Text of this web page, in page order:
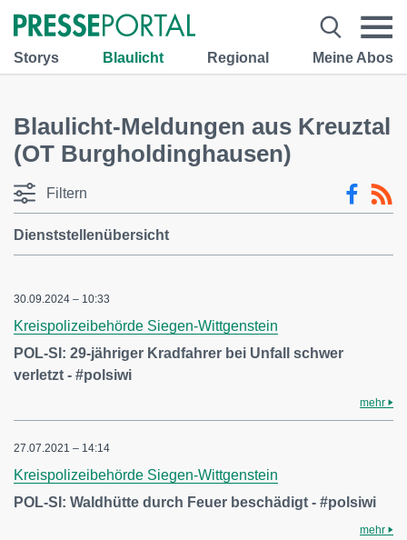
Storys Blaulicht Regional Meine Abos
Blaulicht-Meldungen aus Kreuztal
(OT Burgholdinghausen)
Filtern
Dienststellenübersicht
30.09.2024 – 10:33
Kreispolizeibehörde Siegen-Wittgenstein
POL-SI: 29-jähriger Kradfahrer bei Unfall schwer
verletzt - #polsiwi
mehr
27.07.2021 – 14:14
Kreispolizeibehörde Siegen-Wittgenstein
POL-SI: Waldhütte durch Feuer beschädigt - #polsiwi
mehr